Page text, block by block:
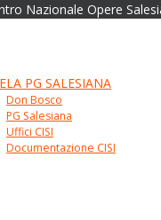
Nazionale Opere
LA PG SALESIANA
Don Bosco
PG Salesiana
Uffici CISI
Documentazione CISI